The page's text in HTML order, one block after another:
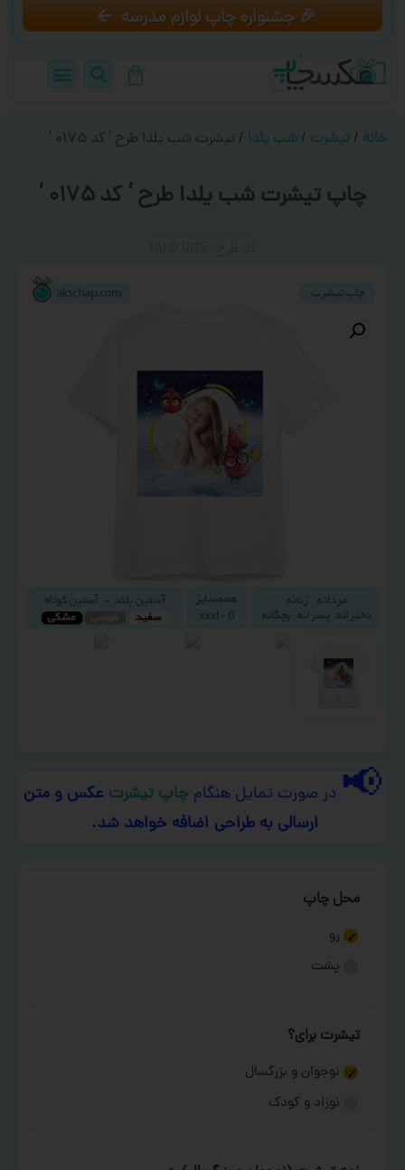
🎉 جشنواره چاپ لوازم مدرسه
خانه / تیشرت / شب یلدا / تیشرت شب یلدا طرح ‘ کد ۰۱۷۵ ‘
چاپ تیشرت شب یلدا طرح ‘ کد ۰۱۷۵ ‘
📢 در صورت تمایل هنگام چاپ تیشرت عکس و متن
ارسالی به طراحی اضافه خواهد شد.
محل چاپ
رو
پشت
تیشرت برای؟
نوجوان و بزرگسال
نوزاد و کودک